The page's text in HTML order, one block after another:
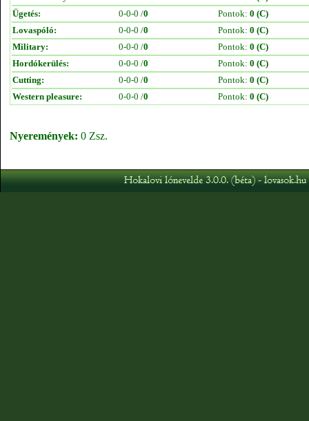
Ügetés:
0-0-0 /0 Pontok: 0 (C)
Lovaspóló:
0-0-0 /0 Pontok: 0 (C)
Military:
0-0-0 /0 Pontok: 0 (C)
Hordókerülés:
0-0-0 /0 Pontok: 0 (C)
Cutting:
0-0-0 /0 Pontok: 0 (C)
Western pleasure:
0-0-0 /0 Pontok: 0 (C)
Nyeremények: 0 Zsz.